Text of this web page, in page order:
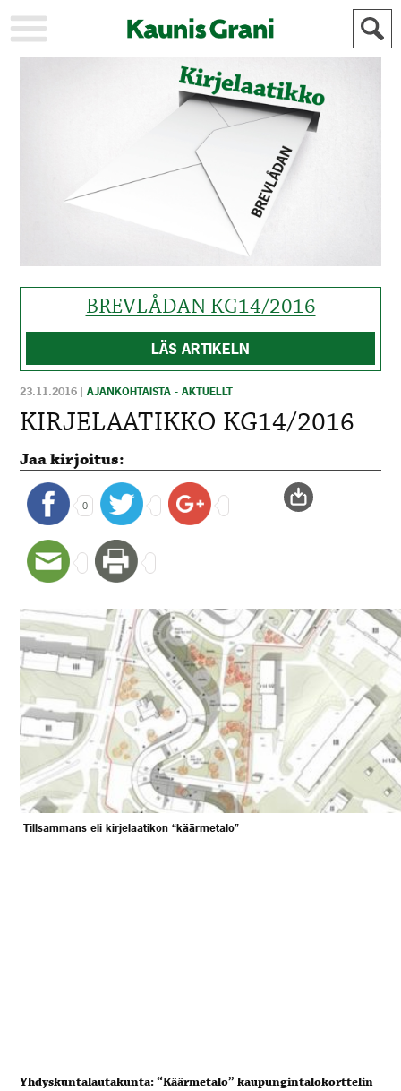
STADEN
AKTUELLT
IDROTT
KULTUR
HISTORIA
HISTORIA
MAINOSTAJILLE
ANNONSÖRER
BREVLÅDAN KG14/2016
LÄS ARTIKELN
23.11.2016 |AJANKOHTAISTA - AKTUELLT
KIRJELAATIKKO KG14/2016
Jaa kirjoitus:
0
Tillsammans eli kirjelaatikon “käärmetalo”
Yhdyskuntalautakunta: “Käärmetalo” kaupungintalokorttelin